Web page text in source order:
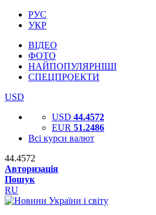
РУС
УКР
ВІДЕО
ФОТО
НАЙПОПУЛЯРНІШІ
СПЕЦПРОЕКТИ
USD
USD 44.4572
EUR 51.2486
Всі курси валют
44.4572
Авторизація
Пошук
RU